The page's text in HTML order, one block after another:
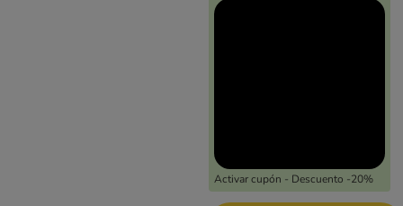
Activar cupón - Descuento -20%